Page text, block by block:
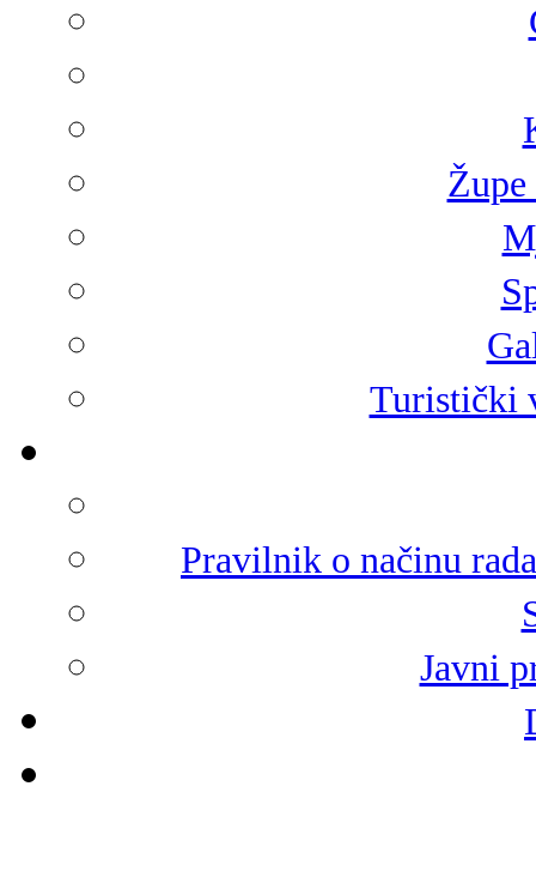
Turistički
Pravilnik o načinu
Javni